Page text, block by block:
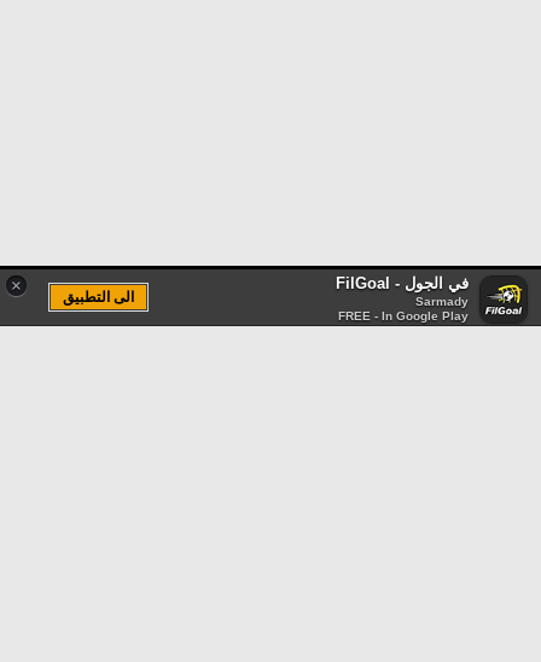
× في الجول - FilGoal
Sarmady
FREE - In Google Play
الى التطبيق